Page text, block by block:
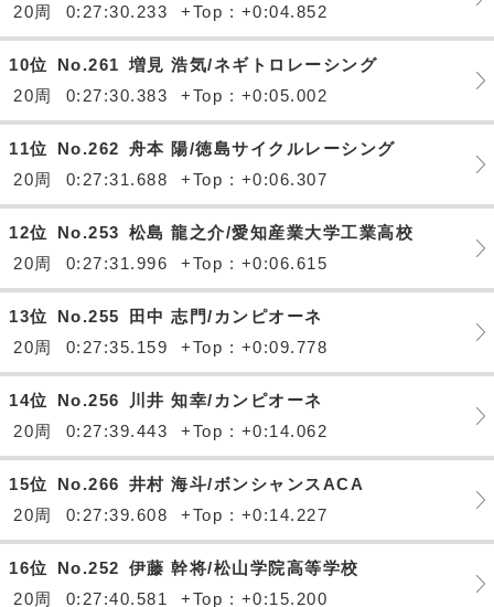
20周
0:27:30.233 +Top : +0:04.852
10位 No.261 増見 浩気/ネギトロレーシング
20周
0:27:30.383 +Top : +0:05.002
11位 No.262 舟本 陽/徳島サイクルレーシング
20周
0:27:31.688 +Top : +0:06.307
12位 No.253 松島 龍之介/愛知産業大学工業高校
20周
0:27:31.996 +Top : +0:06.615
13位 No.255
田中 志門/カンピオーネ
20周
0:27:35.159 +Top : +0:09.778
14位 No.256
川井 知幸/カンピオーネ
20周
0:27:39.443 +Top : +0:14.062
15位 No.266 井村 海斗/ボンシャンスACA
20周
0:27:39.608 +Top : +0:14.227
16位 No.252 伊藤 幹将/松山学院高等学校
20周
0:27:40.581 +Top : +0:15.200